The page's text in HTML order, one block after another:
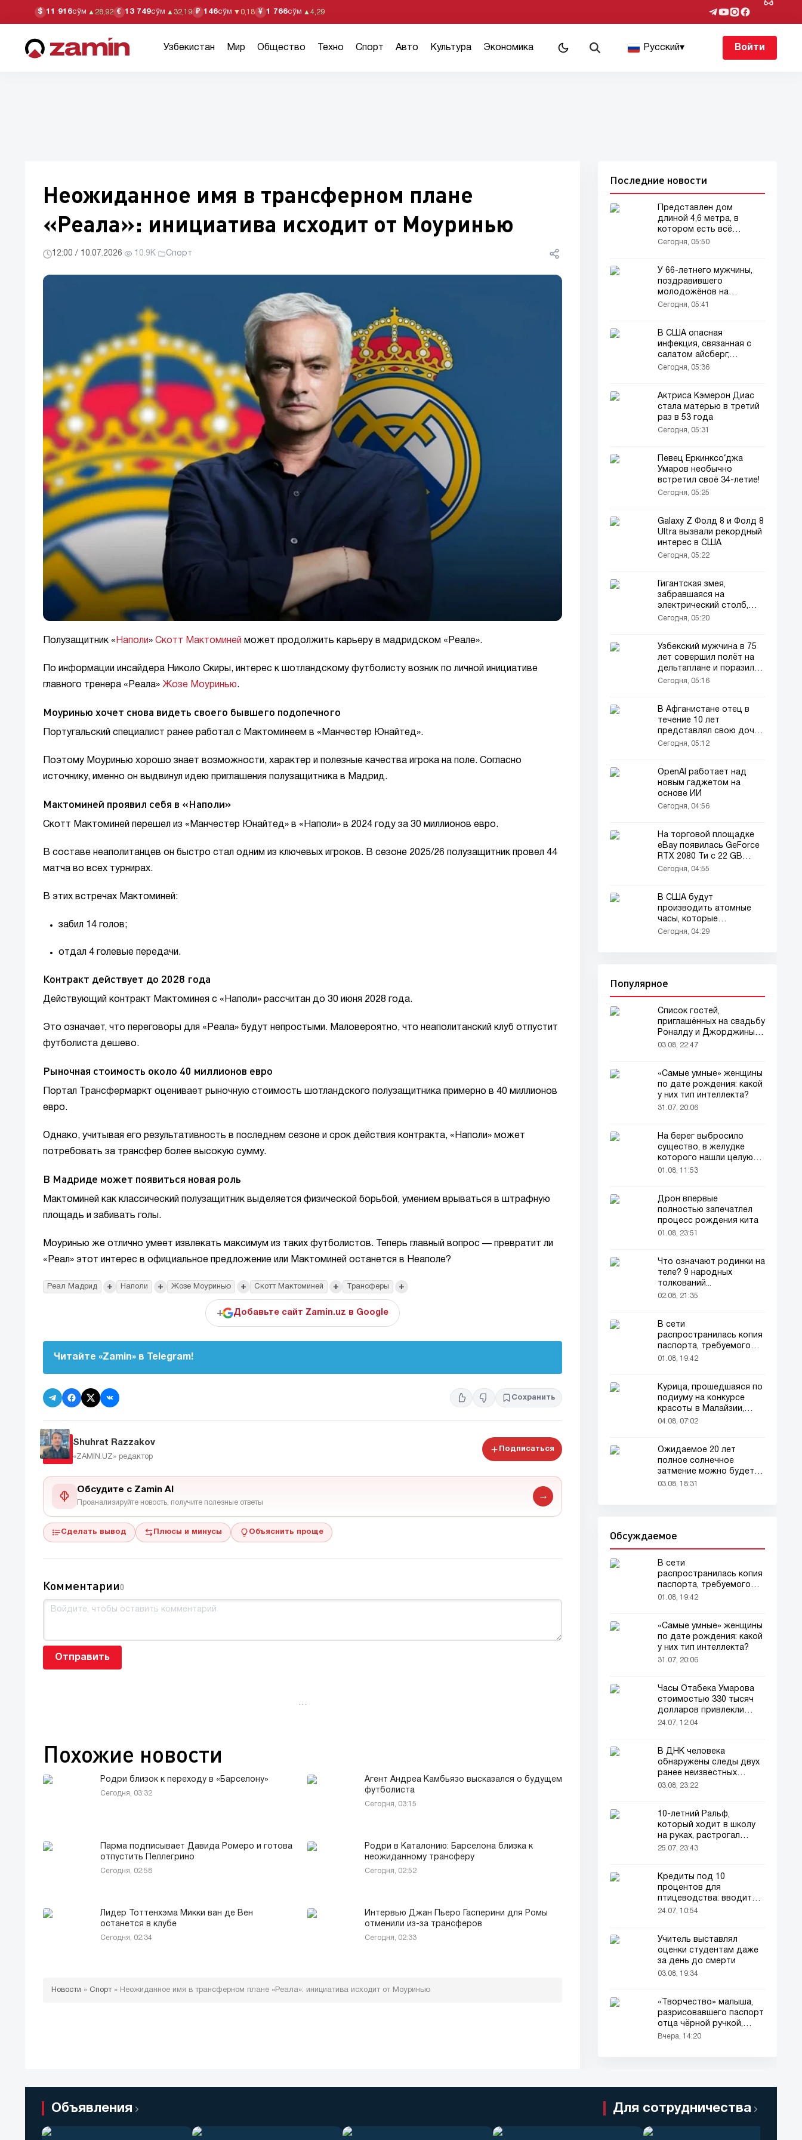
$ 11 916сўм ▲ 28,92 € 13 749сўм ▲ 32,19 ₽ 146сўм ▼ 0,18 ¥ 1 766сўм ▲ 4,29
Узбекистан Мир Общество Техно Спорт Авто Культура Экономика Русский▾ Войти
Неожиданное имя в трансферном плане
«Реала»: инициатива исходит от Моуринью
12:00 / 10.07.2026· 10.9K· Спорт
Полузащитник « Наполи » Скотт Мактоминей может продолжить карьеру в мадридском «Реале».
По информации инсайдера Николо Скиры, интерес к шотландскому футболисту возник по личной инициативе
главного тренера «Реала» Жозе Моуринью.
Моуринью хочет снова видеть своего бывшего подопечного
Португальский специалист ранее работал с Мактоминеем в «Манчестер Юнайтед».
Поэтому Моуринью хорошо знает возможности, характер и полезные качества игрока на поле. Согласно
источнику, именно он выдвинул идею приглашения полузащитника в Мадрид.
Мактоминей проявил себя в «Наполи»
Скотт Мактоминей перешел из «Манчестер Юнайтед» в «Наполи» в 2024 году за 30 миллионов евро.
В составе неаполитанцев он быстро стал одним из ключевых игроков. В сезоне 2025/26 полузащитник провел 44
матча во всех турнирах.
В этих встречах Мактоминей:
забил 14 голов;
отдал 4 голевые передачи.
Контракт действует до 2028 года
Действующий контракт Мактоминея с «Наполи» рассчитан до 30 июня 2028 года.
Это означает, что переговоры для «Реала» будут непростыми. Маловероятно, что неаполитанский клуб отпустит
футболиста дешево.
Рыночная стоимость около 40 миллионов евро
Портал Трансфермаркт оценивает рыночную стоимость шотландского полузащитника примерно в 40 миллионов
евро.
Однако, учитывая его результативность в последнем сезоне и срок действия контракта, «Наполи» может
потребовать за трансфер более высокую сумму.
В Мадриде может появиться новая роль
Мактоминей как классический полузащитник выделяется физической борьбой, умением врываться в штрафную
площадь и забивать голы.
Моуринью же отлично умеет извлекать максимум из таких футболистов. Теперь главный вопрос — превратит ли
«Реал» этот интерес в официальное предложение или Мактоминей останется в Неаполе?
Реал Мадрид + Наполи + Жозе Моуринью + Скотт Мактоминей + Трансферы +
+ Добавьте сайт Zamin.uz в Google
Читайте «Zamin» в Telegram!
Сохранить
Shuhrat Razzakov
«ZAMIN.UZ» редактор
Подписаться
Обсудите с Zamin AI
Проанализируйте новость, получите полезные ответы
→
Сделать вывод Плюсы и минусы Объяснить проще
Комментарии0
Отправить
…
Похожие новости
Родри близок к переходу в «Барселону»
Сегодня, 03:32
Агент Андреа Камбьязо высказался о будущем
футболиста
Сегодня, 03:15
Парма подписывает Давида Ромеро и готова
отпустить Пеллегрино
Сегодня, 02:58
Родри в Каталонию: Барселона близка к
неожиданному трансферу
Сегодня, 02:52
Лидер Тоттенхэма Микки ван де Вен
останется в клубе
Сегодня, 02:34
Интервью Джан Пьеро Гасперини для Ромы
отменили из-за трансферов
Сегодня, 02:33
Новости » Спорт» Неожиданное имя в трансферном плане «Реала»: инициатива исходит от Моуринью
Последние новости
Представлен дом
длиной 4,6 метра, в
котором есть всё
необходимое
Сегодня, 05:50
У 66-летнего мужчины,
поздравившего
молодожёнов на
свадьбе, возбудили
Сегодня, 05:41
В США опасная
инфекция, связанная с
салатом айсберг,
распространилась на 15
Сегодня, 05:36
Актриса Кэмерон Диас
стала матерью в третий
раз в 53 года
Сегодня, 05:31
Певец Ёркинксо‘джа
Умаров необычно
встретил своё 34-летие!
Сегодня, 05:25
Galaxy Z Фолд 8 и Фолд 8
Ultra вызвали рекордный
интерес в США
Сегодня, 05:22
Гигантская змея,
забравшаяся на
электрический столб,
погибла от удара током
Сегодня, 05:20
Узбекский мужчина в 75
лет совершил полёт на
дельтаплане и поразил
пользователей сети
Сегодня, 05:16
В Афганистане отец в
течение 10 лет
представлял свою дочь
окружающим как
Сегодня, 05:12
OpenAI работает над
новым гаджетом на
основе ИИ
Сегодня, 04:56
На торговой площадке
eBay появилась GeForce
RTX 2080 Ти с 22 GB
памяти
Сегодня, 04:55
В США будут
производить атомные
часы, которые
ошибаются всего на
Сегодня, 04:29
Популярное
Список гостей,
приглашённых на свадьбу
Роналду и Джорджины,
вызвал ажиотаж
03.08, 22:47
«Самые умные» женщины
по дате рождения: какой
у них тип интеллекта?
31.07, 20:06
На берег выбросило
существо, в желудке
которого нашли целую
добычу
01.08, 11:53
Дрон впервые
полностью запечатлел
процесс рождения кита
01.08, 23:51
Что означают родинки на
теле? 9 народных
толкований...
02.08, 21:35
В сети
распространилась копия
паспорта, требуемого
для домашних животных
01.08, 19:42
Курица, прошедшаяся по
подиуму на конкурсе
красоты в Малайзии,
привлекла внимание
04.08, 07:02
Ожидаемое 20 лет
полное солнечное
затмение можно будет
наблюдать в августе
03.08, 18:31
Обсуждаемое
В сети
распространилась копия
паспорта, требуемого
для домашних животных
01.08, 19:42
«Самые умные» женщины
по дате рождения: какой
у них тип интеллекта?
31.07, 20:06
Часы Отабека Умарова
стоимостью 330 тысяч
долларов привлекли
всеобщее внимание в
24.07, 12:04
В ДНК человека
обнаружены следы двух
ранее неизвестных
предков
03.08, 23:22
10-летний Ральф,
который ходит в школу
на руках, растрогал
пользователей соцсетей
25.07, 23:43
Кредиты под 10
процентов для
птицеводства: вводится
новый порядок
24.07, 10:54
Учитель выставлял
оценки студентам даже
за день до смерти
03.08, 19:34
«Творчество» малыша,
разрисовавшего паспорт
отца чёрной ручкой,
привлекло всеобщее
Вчера, 14:20
Объявления Для сотрудничества